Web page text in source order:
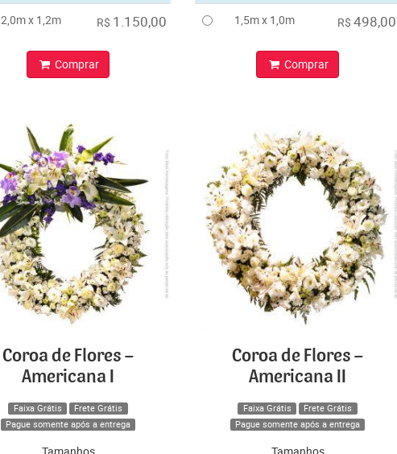
2,0m x 1,2m R$ 1.150,00
Comprar
1,5m x 1,0m R$ 498,00
Comprar
Coroa de Flores –
Americana I
Faixa Grátis
Frete Grátis
Pague somente após a entrega
Coroa de Flores –
Americana II
Faixa Grátis
Frete Grátis
Pague somente após a entrega